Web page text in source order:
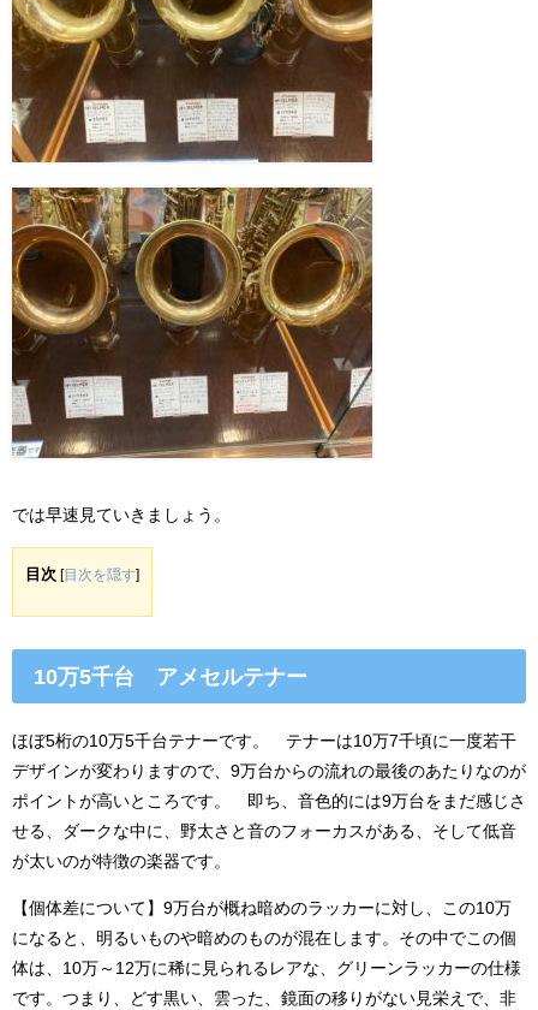
では早速見ていきましょう。
目次 [目次を隠す]
10万5千台 アメセルテナー
ほぼ5桁の10万5千台テナーです。 テナーは10万7千頃に一度若干
デザインが変わりますので、9万台からの流れの最後のあたりなのが
ポイントが高いところです。 即ち、音色的には9万台をまだ感じさ
せる、ダークな中に、野太さと音のフォーカスがある、そして低音
が太いのが特徴の楽器です。
【個体差について】9万台が概ね暗めのラッカーに対し、この10万
になると、明るいものや暗めのものが混在します。その中でこの個
体は、10万～12万に稀に見られるレアな、グリーンラッカーの仕様
です。つまり、どす黒い、雲った、鏡面の移りがない見栄えで、非